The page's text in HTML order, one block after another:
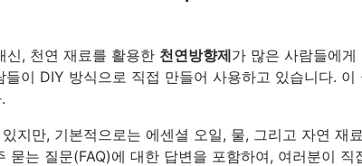
신, 천연 재료를 활용한 천연방향제가 많은 사람들에
이 DIY 방식으로 직접 만들어 사용하고 있습니다.
지만, 기본적으로는 에센셜 오일, 물, 그리고 자연 재
는 질문(FAQ)에 대한 답변을 포함하여, 여러분이